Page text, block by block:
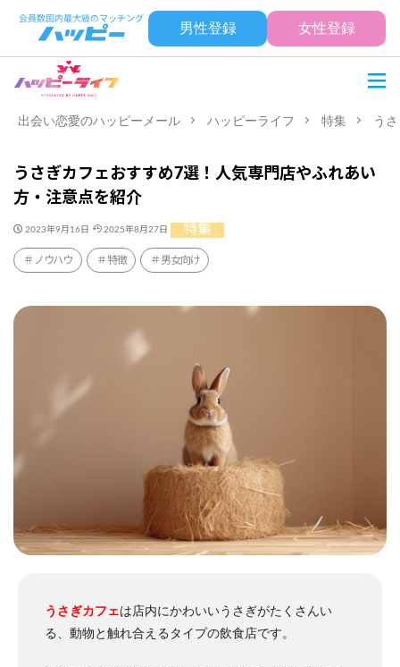
男性登録 女性登録
出会い恋愛のハッピーメール ハッピーライフ 特集 う
うさぎカフェおすすめ7選！人気専門店やふれあい
方・注意点を紹介
2023年9月16日 2025年8月27日 特集
ノウハウ 特徴 男女向け
うさぎカフェは店内にかわいいうさぎがたくさんい
る、動物と触れ合えるタイプの飲食店です。